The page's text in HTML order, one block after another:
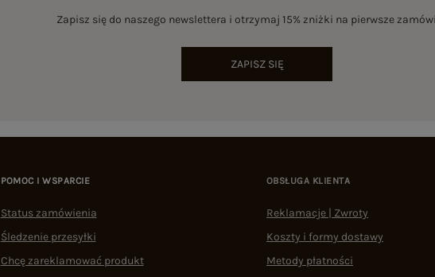
Zapisz się do naszego newslettera i otrzymaj 15% zniżki na pierwsze
ZAPISZ SIĘ
POMOC I WSPARCIE
Status zamówienia
Śledzenie przesyłki
Chcę zareklamować produkt
OBSŁUGA KLIENTA
Reklamacje | Zwroty
Koszty i formy dostawy
Metody płatności